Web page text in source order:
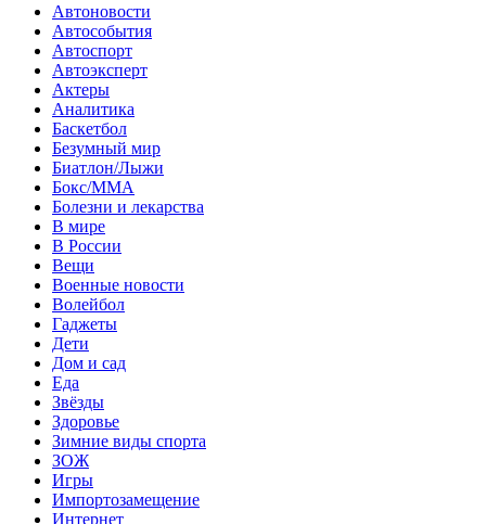
Автоновости
Автособытия
Автоспорт
Автоэксперт
Актеры
Аналитика
Баскетбол
Безумный мир
Биатлон/Лыжи
Бокс/MMA
Болезни и лекарства
В мире
В России
Вещи
Военные новости
Волейбол
Гаджеты
Дети
Дом и сад
Еда
Звёзды
Здоровье
Зимние виды спорта
ЗОЖ
Игры
Импортозамещение
Интернет